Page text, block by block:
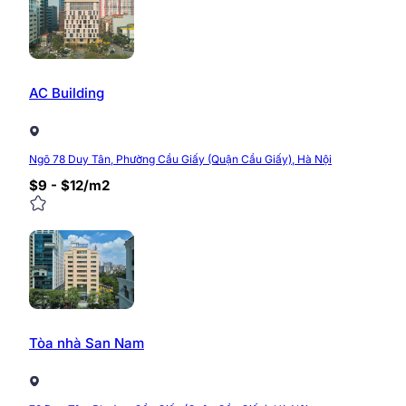
Tòa nhà Kim Ánh là văn phòng cho thuê được đầu tư
ứng nhu cầu làm việc của mọi doanh nghiệp.
Bãi đậu xe: 01 tầng hầm gửi xe và khu vực trước
02 Thang máy tốc độ cao trọng lượng 1500kg
Có máy phát diện dự phòng đảm bảo cho tòa
Hệ thống an ninhbảo vệ 24/24, có camera giám
Internet đầy đủ các nhà mạng Viettel, VNPT, FPT
BIDV, Vietcombank, MSB..vv giúp khách hàng
Dịch vụ tòa nhà chuyên nghiệp, thường xuyên
Giá thuê văn phòng Tòa Kim Ánh
Giá thuê văn phòng tòa nhà Kim Ánh Building dao
thất cơ bản. Có đàm phán với diện tích lớn và thuê dài
Giá thuê văn phòng trọn gói, full dịch vụ và đầy đủ
AC Building
Ngõ 78 Duy Tân, Phường Cầu Giấy (Quận Cầu Giấy), Hà Nội
$9 - $12/m2
Tòa nhà San Nam